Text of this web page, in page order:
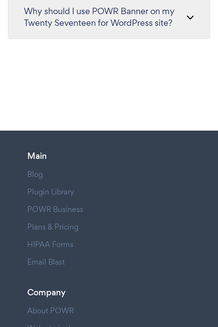
Why should I use POWR Banner on my
Twenty Seventeen for WordPress site?
Main
Blog
Plugin Library
POWR Business
Plans & Pricing
HIPAA Forms
Email Blast
Company
About POWR